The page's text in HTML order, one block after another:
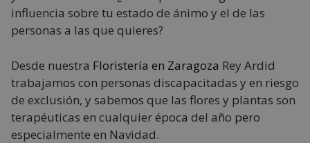
influencia sobre tu estado de ánimo y el de las
personas a las que quieres?
Desde nuestra Floristería en Zaragoza Rey Ardid
trabajamos con personas discapacitadas y en riesgo
de exclusión, y sabemos que las flores y plantas son
terapéuticas en cualquier época del año pero
especialmente en Navidad.